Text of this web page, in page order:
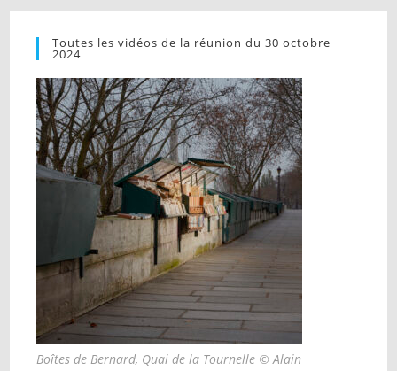
Toutes les vidéos de la réunion du 30 octobre
2024
Boîtes de Bernard, Quai de la Tournelle © Alain